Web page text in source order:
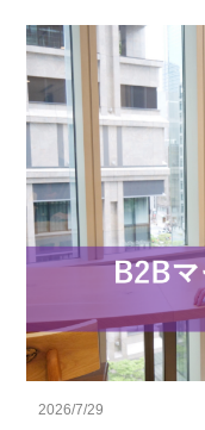
2026/7/29